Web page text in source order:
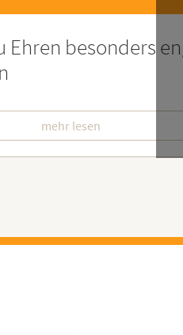
für
dabei!
mehr lesen